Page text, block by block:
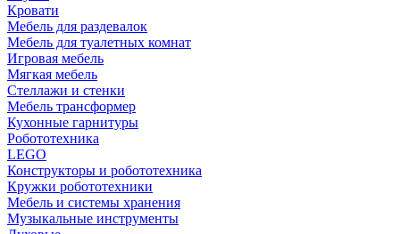
Кровати
Мебель для раздевалок
Мебель для туалетных комнат
Игровая мебель
Мягкая мебель
Стеллажи и стенки
Мебель трансформер
Кухонные гарнитуры
Робототехника
LEGO
Конструкторы и робототехника
Кружки робототехники
Мебель и системы хранения
Музыкальные инструменты